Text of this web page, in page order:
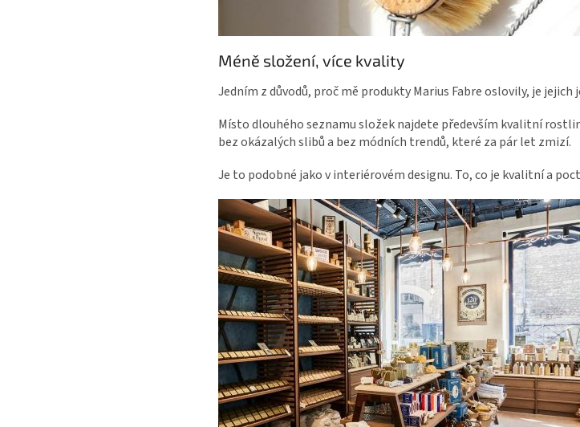
Méně složení, více kvality
Jedním z důvodů, proč mě produkty Marius Fabre oslovily, je jejich
Místo dlouhého seznamu složek najdete především kvalitní
bez okázalých slibů a bez módních trendů, které za pár let zmizí.
Je to podobné jako v interiérovém designu. To, co je kvalitní a